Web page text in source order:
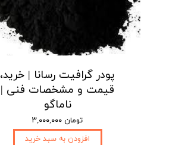
پودر گرافیت رسانا | خرید،
قیمت و مشخصات فنی |
ناماگو
۳,۰۰۰,۰۰۰ تومان
افزودن به سبد خرید